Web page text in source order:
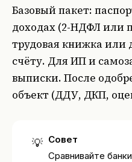
Базовый пакет:
доходах (2-НДФЛ или
трудовая книжка или
счёту. Для ИП и
выписки. После
объект (ДДУ, ДКП,
💡 Совет
Сравнивайте